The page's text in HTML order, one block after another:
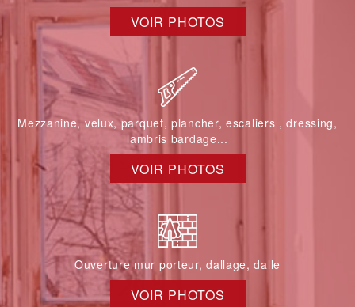
VOIR PHOTOS
Mezzanine, velux, parquet, plancher, escaliers , dressing,
lambris bardage...
VOIR PHOTOS
Ouverture mur porteur, dallage, dalle
VOIR PHOTOS